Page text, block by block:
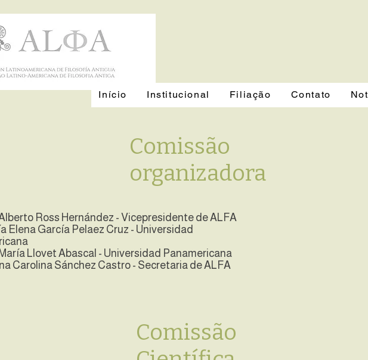
Início Institucional Filiação Contato
Comissão
organizadora
Ross Hernández - Vicepresidente de ALFA
Elena García Pelaez Cruz - Universidad
Llovet Abascal - Universidad Panamericana
Carolina Sánchez Castro - Secretaria de ALFA
Comissão